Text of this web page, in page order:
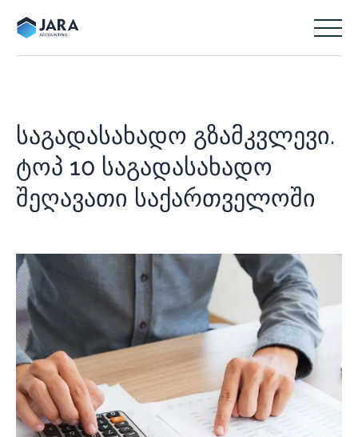
საგადასახადო გზამკვლევი.
ტოპ 10 საგადასახადო
შეღავათი საქართველოში